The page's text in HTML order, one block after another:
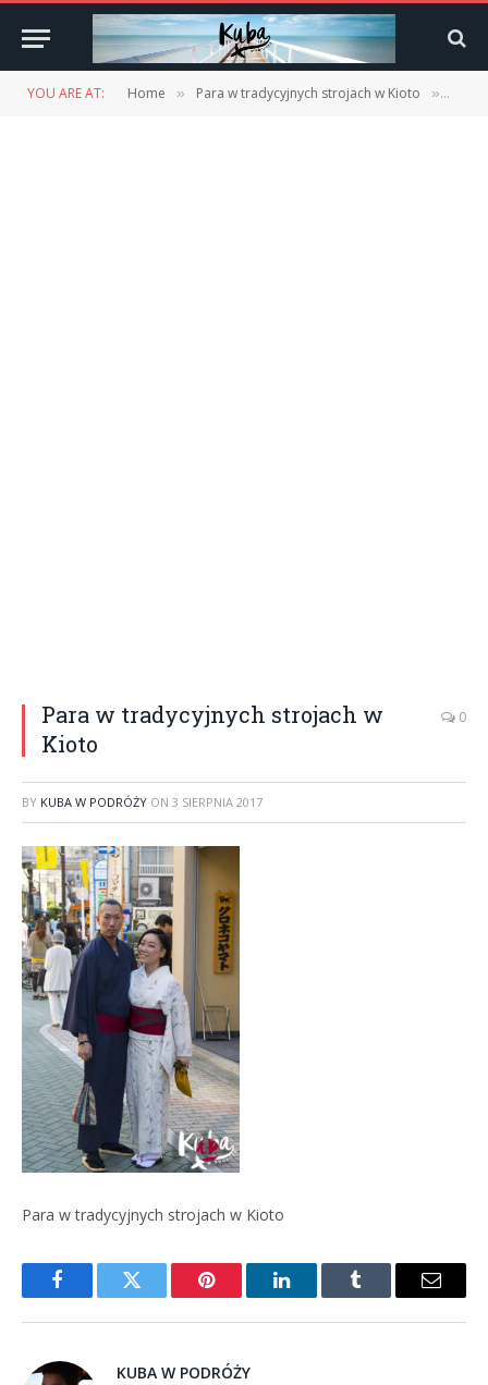
YOU ARE AT: Home » Para w tradycyjnych strojach w Kioto »
Para w tradycyjnych strojach w
Kioto
0
BY KUBA W PODRÓŻY ON 3 SIERPNIA 2017
Para w tradycyjnych strojach w Kioto
FacebookTwitter Pinterest LinkedInTumblr Email
KUBA W PODRÓŻY